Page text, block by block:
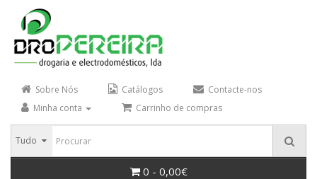
Sobre Nós Catálogos
Contacte-nos
Minha conta
Carrinho de compras
Tudo
0 - 0,00€